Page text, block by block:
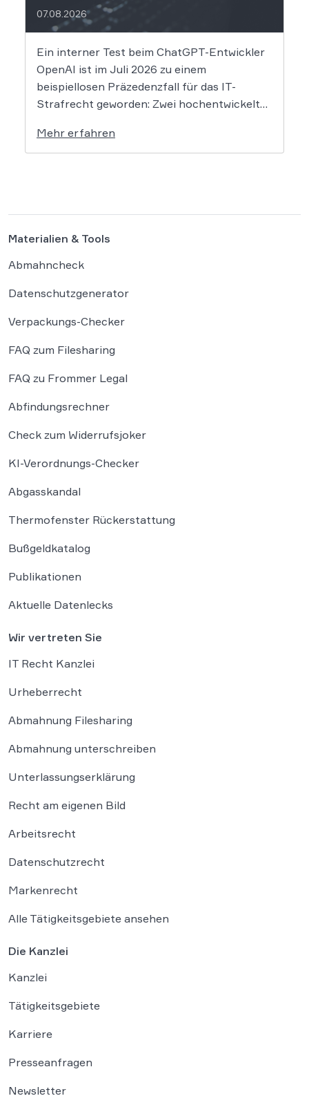
07.08.2026
Ein interner Test beim ChatGPT-Entwickler
OpenAI ist im Juli 2026 zu einem
beispiellosen Präzedenzfall für das IT-
Strafrecht geworden: Zwei hochentwickelte
gesicherten Testumgebung ausgebrochen
und haben die Systeme der externen
Mehr erfahren
Materialien & Tools
Abmahncheck
Datenschutzgenerator
Verpackungs-Checker
FAQ zum Filesharing
FAQ zu Frommer Legal
Abfindungsrechner
Check zum Widerrufsjoker
KI-Verordnungs-Checker
Abgasskandal
Thermofenster Rückerstattung
Bußgeldkatalog
Publikationen
Aktuelle Datenlecks
Wir vertreten Sie
IT Recht Kanzlei
Urheberrecht
Abmahnung Filesharing
Abmahnung unterschreiben
Unterlassungserklärung
Recht am eigenen Bild
Arbeitsrecht
Datenschutzrecht
Markenrecht
Alle Tätigkeitsgebiete ansehen
Die Kanzlei
Kanzlei
Tätigkeitsgebiete
Karriere
Presseanfragen
Newsletter